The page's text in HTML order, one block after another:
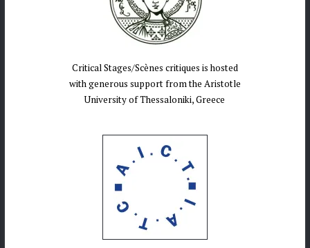
Critical Stages/Scènes critiques is hosted
with generous support from the Aristotle
University of Thessaloniki, Greece